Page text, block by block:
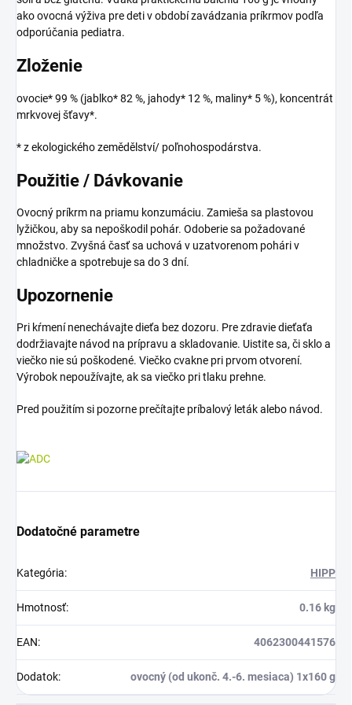
ako ovocná výživa pre deti v období zavádzania príkrmov podľa
odporúčania pediatra.
Zloženie
ovocie* 99 % (jablko* 82 %, jahody* 12 %, maliny* 5 %), koncentrát
mrkvovej šťavy*.
* z ekologického zemědělství/ poľnohospodárstva.
Použitie / Dávkovanie
Ovocný príkrm na priamu konzumáciu. Zamieša sa plastovou
lyžičkou, aby sa nepoškodil pohár. Odoberie sa požadované
množstvo. Zvyšná časť sa uchová v uzatvorenom pohári v
chladničke a spotrebuje sa do 3 dní.
Upozornenie
Pri kŕmení nenechávajte dieťa bez dozoru. Pre zdravie dieťaťa
dodržiavajte návod na prípravu a skladovanie. Uistite sa, či sklo a
viečko nie sú poškodené. Viečko cvakne pri prvom otvorení.
Výrobok nepoužívajte, ak sa viečko pri tlaku prehne.
Pred použitím si pozorne prečítajte príbalový leták alebo návod.
Dodatočné parametre
Kategória: HIPP
Hmotnosť: 0.16 kg
EAN: 4062300441576
Dodatok: ovocný (od ukonč. 4.-6. mesiaca) 1x160 g